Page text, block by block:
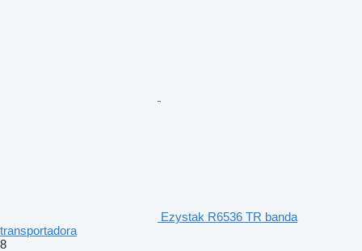
Ezystak R6536 TR banda
transportadora
8